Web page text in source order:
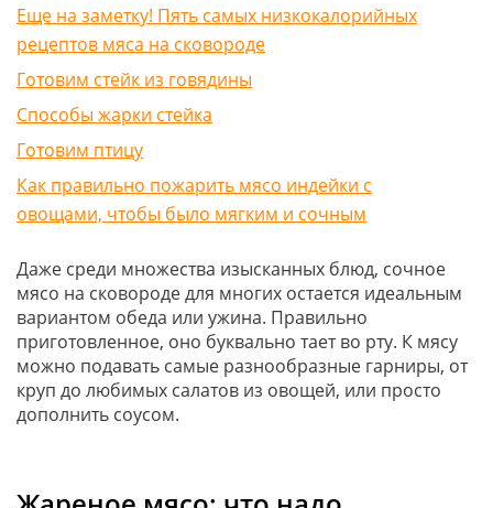
Еще на заметку! Пять самых низкокалорийных
рецептов мяса на сковороде
Готовим стейк из говядины
Способы жарки стейка
Готовим птицу
Как правильно пожарить мясо индейки с
овощами, чтобы было мягким и сочным
Даже среди множества изысканных блюд, сочное
мясо на сковороде для многих остается идеальным
вариантом обеда или ужина. Правильно
приготовленное, оно буквально тает во рту. К мясу
можно подавать самые разнообразные гарниры, от
круп до любимых салатов из овощей, или просто
дополнить соусом.